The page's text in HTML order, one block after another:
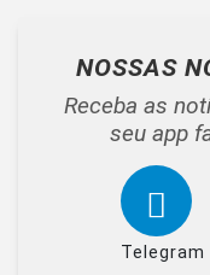
NOSSAS
Receba as
seu app
Telegram